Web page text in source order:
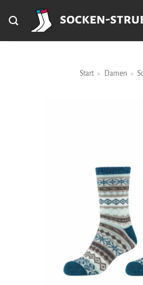
Inhalt
springen
Start » Damen »